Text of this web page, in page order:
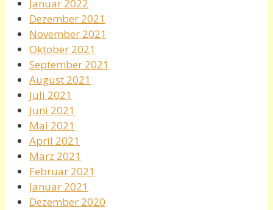
Januar 2022
Dezember 2021
November 2021
Oktober 2021
September 2021
August 2021
Juli 2021
Juni 2021
Mai 2021
April 2021
März 2021
Februar 2021
Januar 2021
Dezember 2020